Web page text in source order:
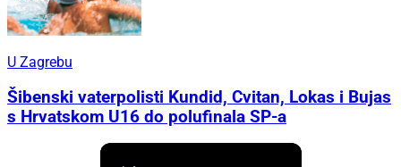
U Zagrebu
Šibenski vaterpolisti Kundid, Cvitan, Lokas i Bujas
s Hrvatskom U16 do polufinala SP-a